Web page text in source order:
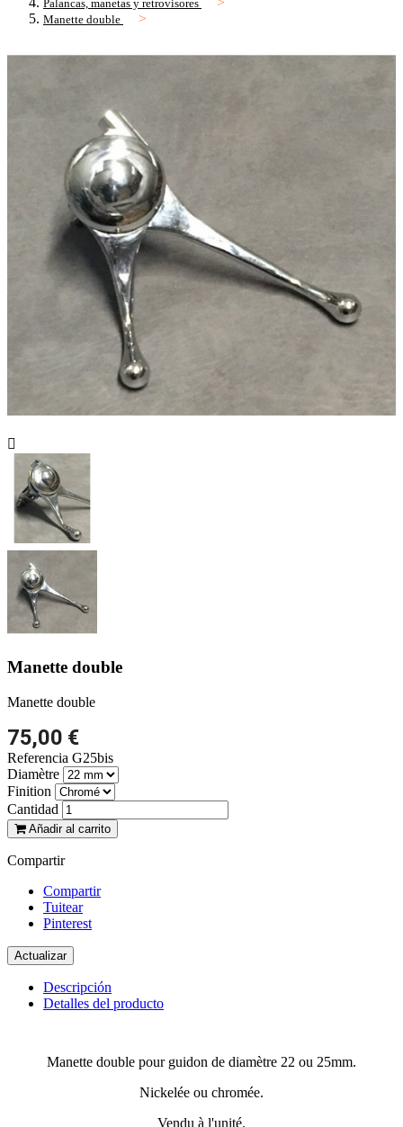
Palancas, manetas y retrovisores
Manette double

Manette double
Manette double
75,00 €
Referencia G25bis
Diamètre
Finition
Cantidad
Añadir al carrito
Compartir
Compartir
Tuitear
Pinterest
Descripción
Detalles del producto
Manette double pour guidon de diamètre 22 ou 25mm.
Nickelée ou chromée.
Vendu à l'unité.